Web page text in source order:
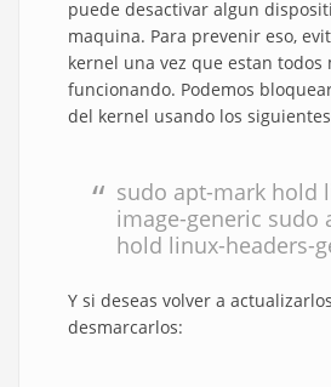
puede desactivar algun
maquina. Para prevenir eso,
kernel una vez que estan todos
funcionando. Podemos
del kernel usando los
sudo apt-mark hold
image-generic sudo
hold linux-headers-
Y si deseas volver a
desmarcarlos: